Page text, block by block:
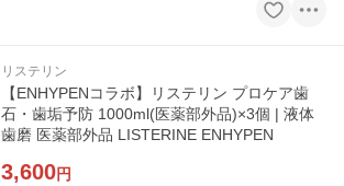
リステリン
【ENHYPENコラボ】リステリン プロケア歯
石・歯垢予防 1000ml(医薬部外品)×3個 | 液体
歯磨 医薬部外品 LISTERINE ENHYPEN
3,600円